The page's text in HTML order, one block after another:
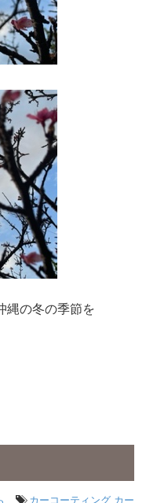
縄の冬の季節を
カーコーティング カー